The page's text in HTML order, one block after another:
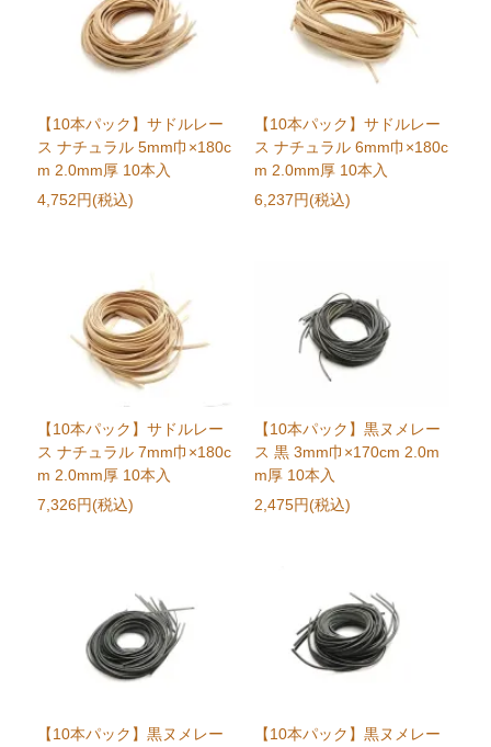
【10本パック】サドルレー
ス ナチュラル 5mm巾×180c
m 2.0mm厚 10本入
4,752円(税込)
【10本パック】サドルレー
ス ナチュラル 6mm巾×180c
m 2.0mm厚 10本入
6,237円(税込)
【10本パック】サドルレー
ス ナチュラル 7mm巾×180c
m 2.0mm厚 10本入
7,326円(税込)
【10本パック】黒ヌメレー
ス 黒 3mm巾×170cm 2.0m
m厚 10本入
2,475円(税込)
【10本パック】黒ヌメレー
【10本パック】黒ヌメレー